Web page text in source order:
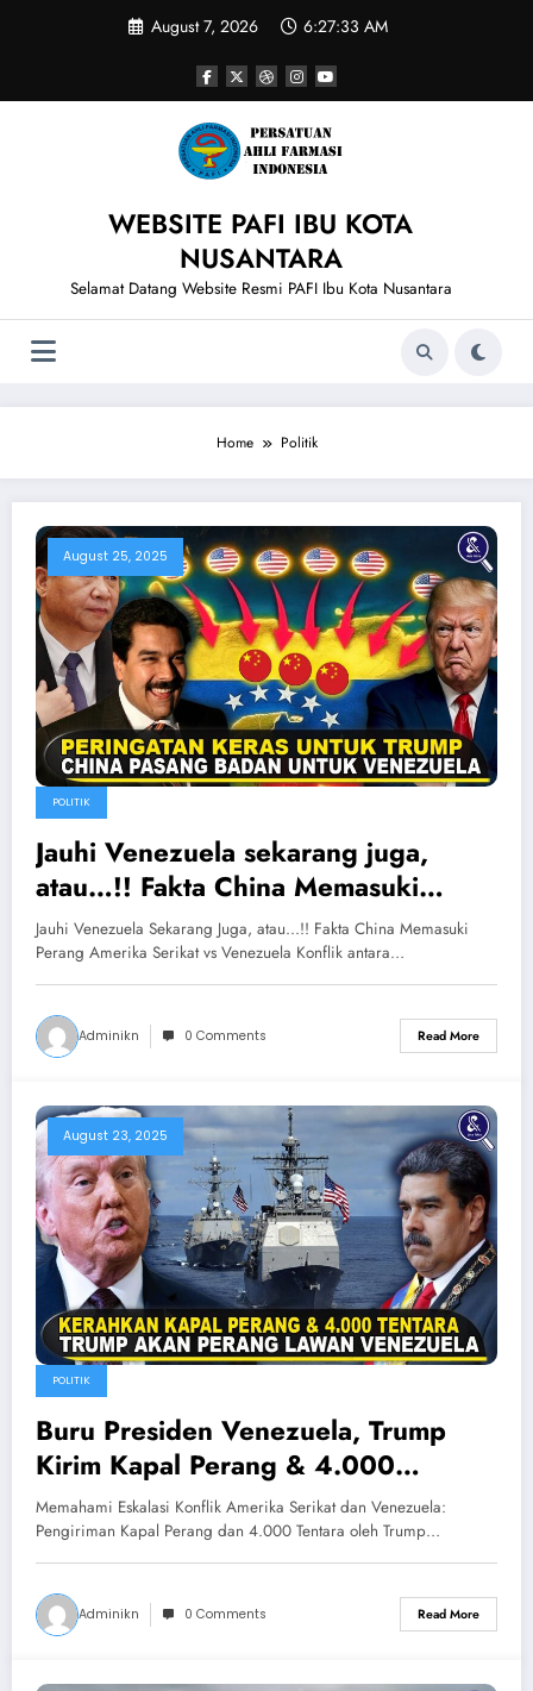
August 7, 2026 6:27:33 AM
WEBSITE PAFI IBU KOTA
NUSANTARA
Selamat Datang Website Resmi PAFI Ibu Kota Nusantara
Home Politik
August 25, 2025
POLITIK
Jauhi Venezuela sekarang juga,
atau…!! Fakta China Memasuki
Perang Amerika Serikat vs
Venezuela
Jauhi Venezuela Sekarang Juga, atau...!! Fakta China Memasuki
Perang Amerika Serikat vs Venezuela Konflik antara…
Adminikn 0 Comments Read More
August 23, 2025
POLITIK
Buru Presiden Venezuela, Trump
Kirim Kapal Perang & 4.000
Tentara! Fakta Konflik AS vs
Venezuela
Memahami Eskalasi Konflik Amerika Serikat dan Venezuela:
Pengiriman Kapal Perang dan 4.000 Tentara oleh Trump…
Adminikn 0 Comments Read More